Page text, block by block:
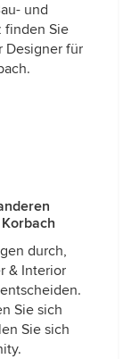
und
finden Sie
Designer für
durch,
& Interior
Sie sich
Sie sich